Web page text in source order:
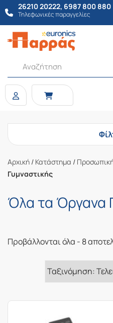
26210 20222, 6987 800 880
Τηλεφωνικές παραγγελίες
Αρχική / Κατάστημα /
Γυμναστικής
Όλα τα Όργανα
Προβάλλονται όλα - 8